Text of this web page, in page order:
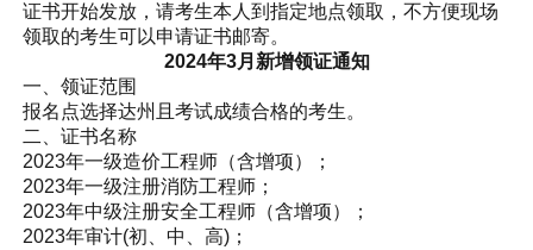
证书开始发放，请考生本人到指定地点领取，不方便现场
领取的考生可以申请证书邮寄。
2024年3月新增领证通知
一、领证范围
报名点选择达州且考试成绩合格的考生。
二、证书名称
2023年一级造价工程师（含增项）；
2023年一级注册消防工程师；
2023年中级注册安全工程师（含增项）；
2023年审计(初、中、高)；